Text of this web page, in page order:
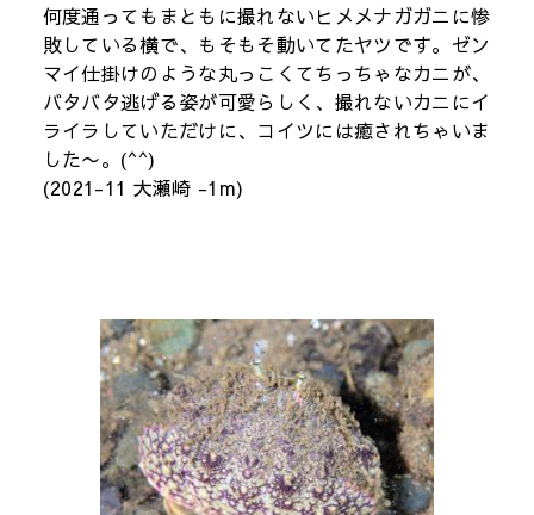
何度通ってもまともに撮れないヒメメナガガニに惨
敗している横で、もそもそ動いてたヤツです。ゼン
マイ仕掛けのような丸っこくてちっちゃなカニが、
バタバタ逃げる姿が可愛らしく、撮れないカニにイ
ライラしていただけに、コイツには癒されちゃいま
した〜。(^^)
(2021-11 大瀬崎 -1m)